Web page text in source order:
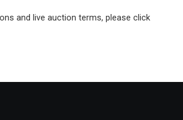
and live auction terms, please click